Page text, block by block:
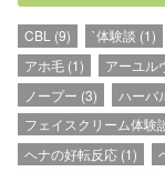
CBL (9) `体験談 (1)
アホ毛 (1) アーユル
ノープー (3) ハーバ
フェイスクリーム体験
ヘナの好転反応 (1)